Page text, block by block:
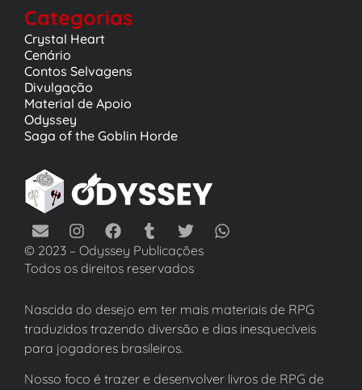
Categorias
Crystal Heart
Cenário
Contos Selvagens
Divulgação
Material de Apoio
Odyssey
Saga of the Goblin Horde
© 2023 – Odyssey Publicações
Todos os direitos reservados
Nascida do desejo em ter mais materiais de RPG
traduzidos trazendo diversão e dias inesquecíveis
para jogadores brasileiros.
Nosso foco é trazer e desenvolver livros de RPG de